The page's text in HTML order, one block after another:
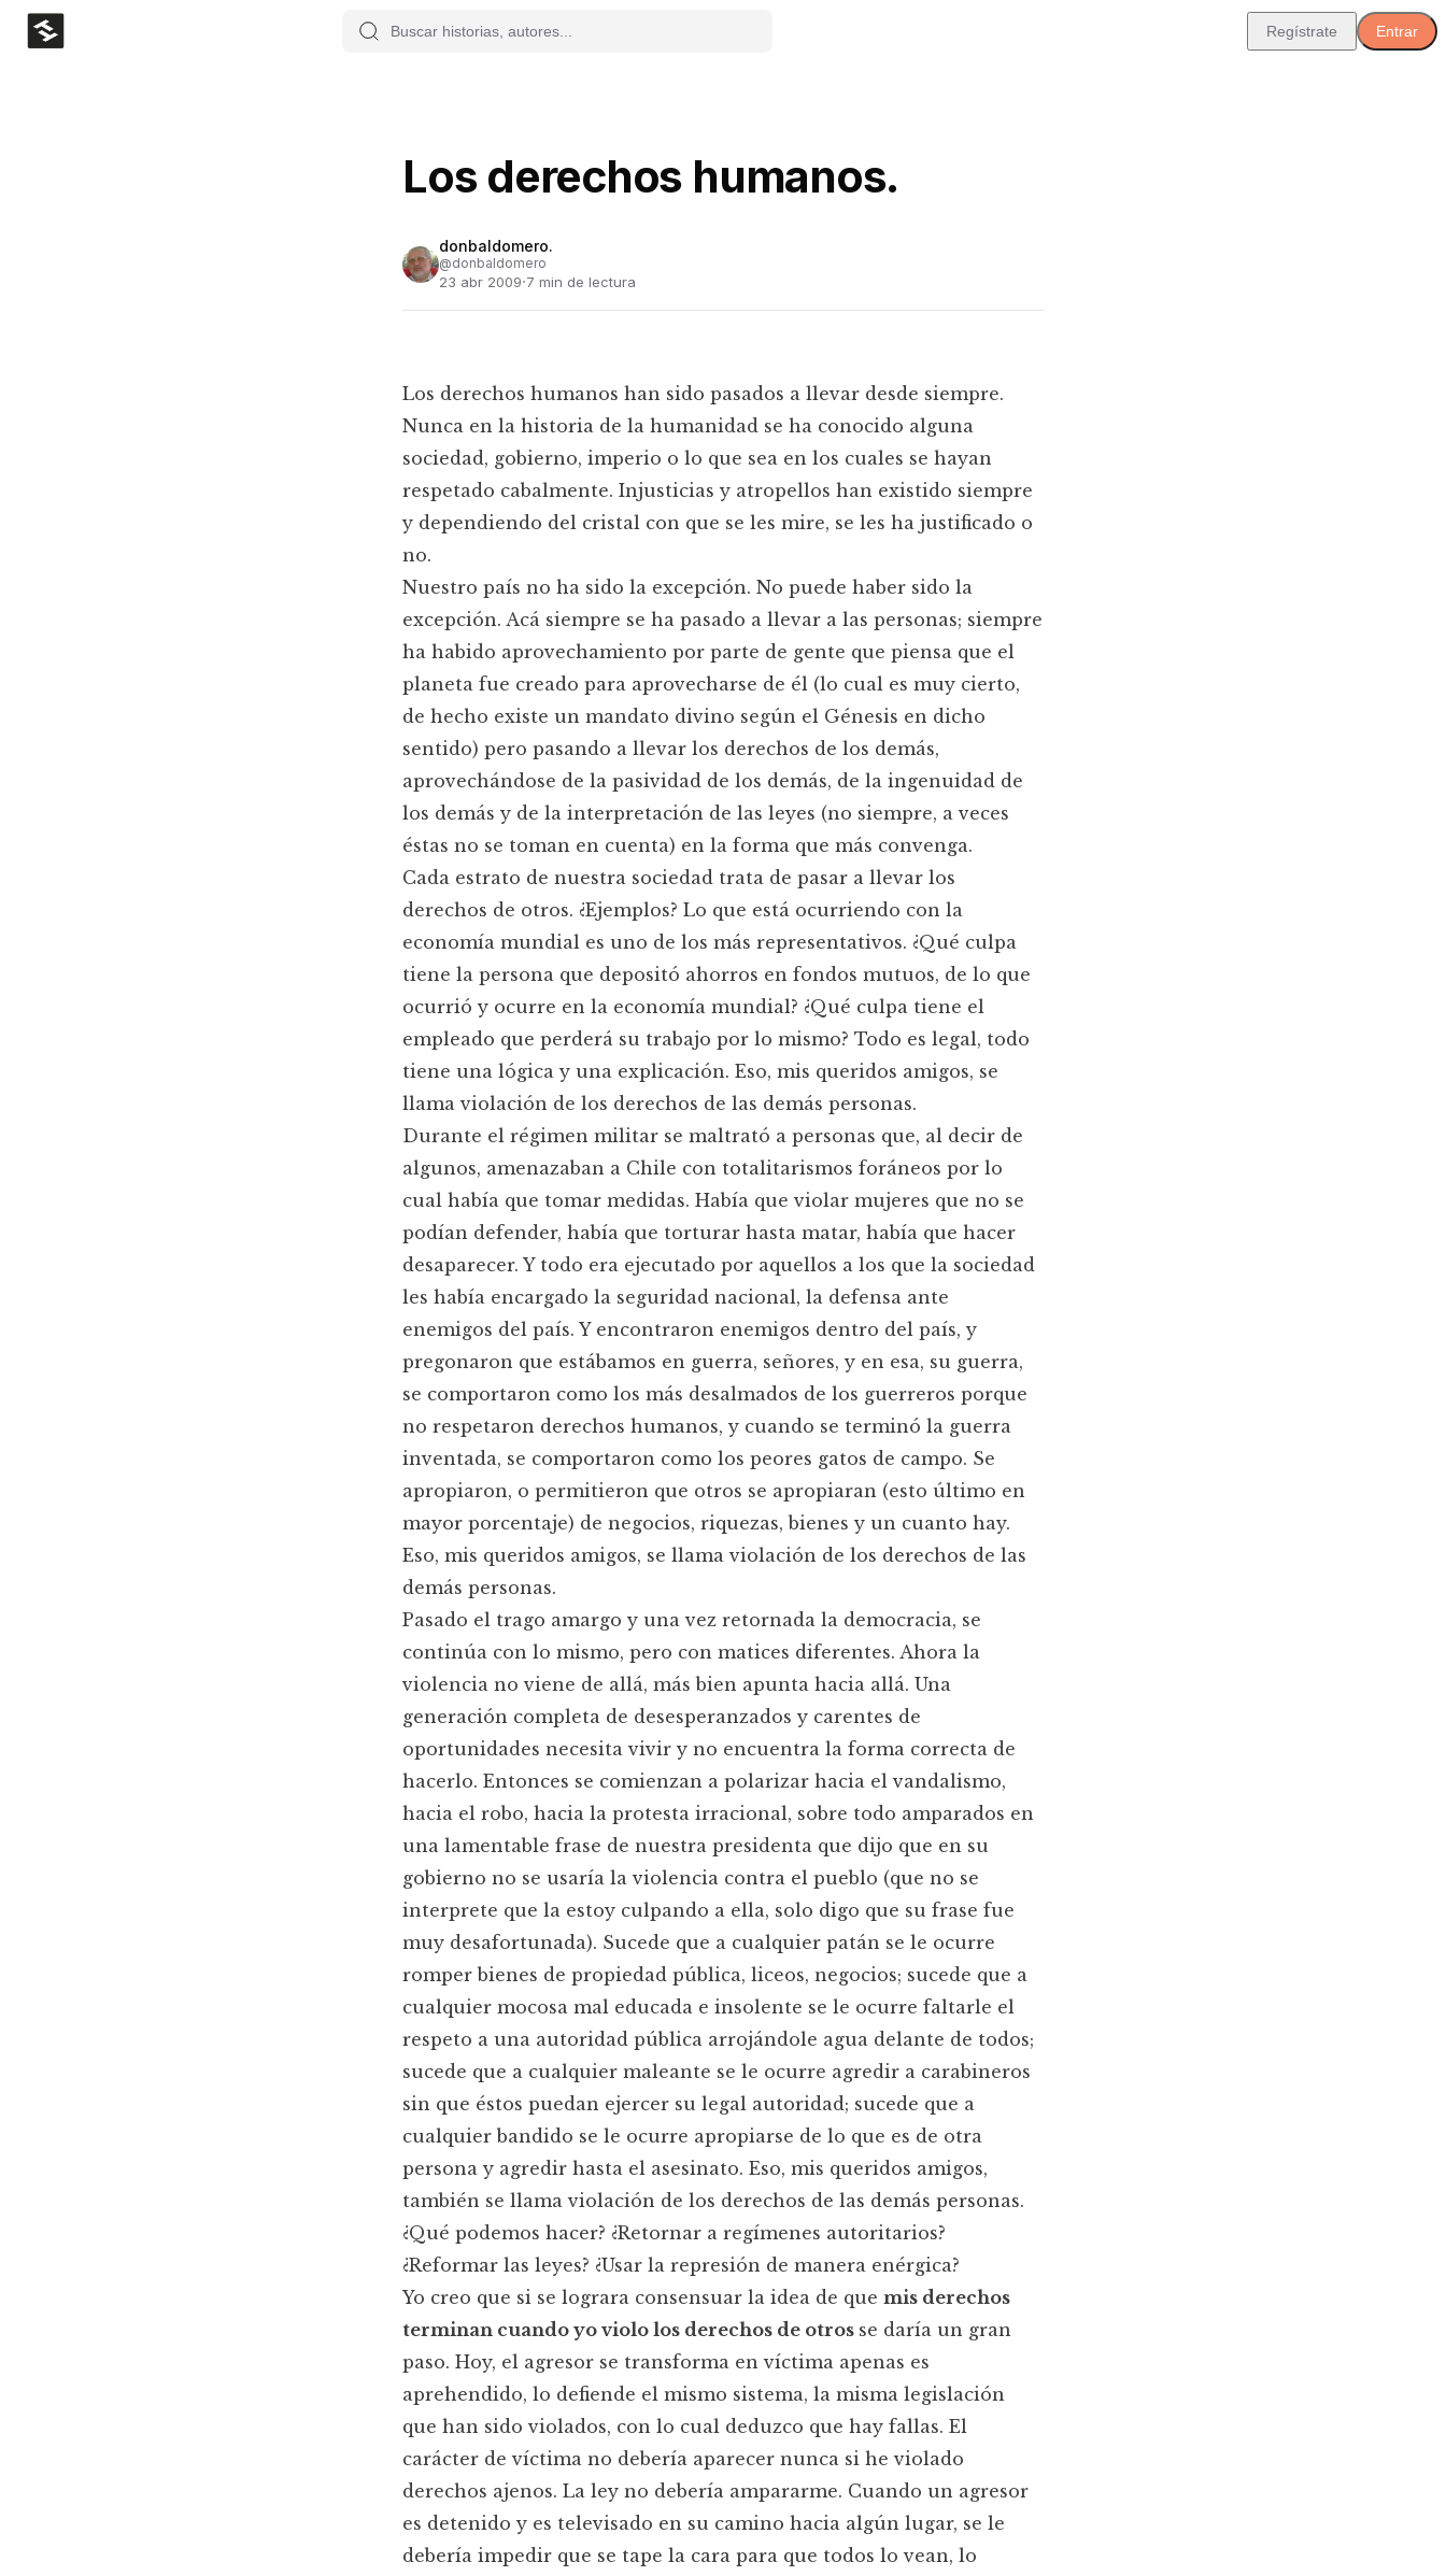
Regístrate Entrar
Los derechos humanos.
donbaldomero.
@donbaldomero
23 abr 2009·7 min de lectura
Los derechos humanos han sido pasados a llevar desde siempre.
Nunca en la historia de la humanidad se ha conocido alguna
sociedad, gobierno, imperio o lo que sea en los cuales se hayan
respetado cabalmente. Injusticias y atropellos han existido siempre
y dependiendo del cristal con que se les mire, se les ha justificado o
no.
Nuestro país no ha sido la excepción. No puede haber sido la
excepción. Acá siempre se ha pasado a llevar a las personas; siempre
ha habido aprovechamiento por parte de gente que piensa que el
planeta fue creado para aprovecharse de él (lo cual es muy cierto,
de hecho existe un mandato divino según el Génesis en dicho
sentido) pero pasando a llevar los derechos de los demás,
aprovechándose de la pasividad de los demás, de la ingenuidad de
los demás y de la interpretación de las leyes (no siempre, a veces
éstas no se toman en cuenta) en la forma que más convenga.
Cada estrato de nuestra sociedad trata de pasar a llevar los
derechos de otros. ¿Ejemplos? Lo que está ocurriendo con la
economía mundial es uno de los más representativos. ¿Qué culpa
tiene la persona que depositó ahorros en fondos mutuos, de lo que
ocurrió y ocurre en la economía mundial? ¿Qué culpa tiene el
empleado que perderá su trabajo por lo mismo? Todo es legal, todo
tiene una lógica y una explicación. Eso, mis queridos amigos, se
llama violación de los derechos de las demás personas.
Durante el régimen militar se maltrató a personas que, al decir de
algunos, amenazaban a Chile con totalitarismos foráneos por lo
cual había que tomar medidas. Había que violar mujeres que no se
podían defender, había que torturar hasta matar, había que hacer
desaparecer. Y todo era ejecutado por aquellos a los que la sociedad
les había encargado la seguridad nacional, la defensa ante
enemigos del país. Y encontraron enemigos dentro del país, y
pregonaron que estábamos en guerra, señores, y en esa, su guerra,
se comportaron como los más desalmados de los guerreros porque
no respetaron derechos humanos, y cuando se terminó la guerra
inventada, se comportaron como los peores gatos de campo. Se
apropiaron, o permitieron que otros se apropiaran (esto último en
mayor porcentaje) de negocios, riquezas, bienes y un cuanto hay.
Eso, mis queridos amigos, se llama violación de los derechos de las
demás personas.
Pasado el trago amargo y una vez retornada la democracia, se
continúa con lo mismo, pero con matices diferentes. Ahora la
violencia no viene de allá, más bien apunta hacia allá. Una
generación completa de desesperanzados y carentes de
oportunidades necesita vivir y no encuentra la forma correcta de
hacerlo. Entonces se comienzan a polarizar hacia el vandalismo,
hacia el robo, hacia la protesta irracional, sobre todo amparados en
una lamentable frase de nuestra presidenta que dijo que en su
gobierno no se usaría la violencia contra el pueblo (que no se
interprete que la estoy culpando a ella, solo digo que su frase fue
muy desafortunada). Sucede que a cualquier patán se le ocurre
romper bienes de propiedad pública, liceos, negocios; sucede que a
cualquier mocosa mal educada e insolente se le ocurre faltarle el
respeto a una autoridad pública arrojándole agua delante de todos;
sucede que a cualquier maleante se le ocurre agredir a carabineros
sin que éstos puedan ejercer su legal autoridad; sucede que a
cualquier bandido se le ocurre apropiarse de lo que es de otra
persona y agredir hasta el asesinato. Eso, mis queridos amigos,
también se llama violación de los derechos de las demás personas.
¿Qué podemos hacer? ¿Retornar a regímenes autoritarios?
¿Reformar las leyes? ¿Usar la represión de manera enérgica?
Yo creo que si se lograra consensuar la idea de que mis derechos
terminan cuando yo violo los derechos de otros se daría un gran
paso. Hoy, el agresor se transforma en víctima apenas es
aprehendido, lo defiende el mismo sistema, la misma legislación
que han sido violados, con lo cual deduzco que hay fallas. El
carácter de víctima no debería aparecer nunca si he violado
derechos ajenos. La ley no debería ampararme. Cuando un agresor
es detenido y es televisado en su camino hacia algún lugar, se le
debería impedir que se tape la cara para que todos lo vean, lo